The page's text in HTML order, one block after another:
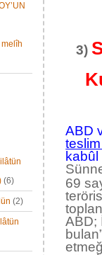
melîh
(6)
(2)
3)
ABD
kabûl
69
ABD;